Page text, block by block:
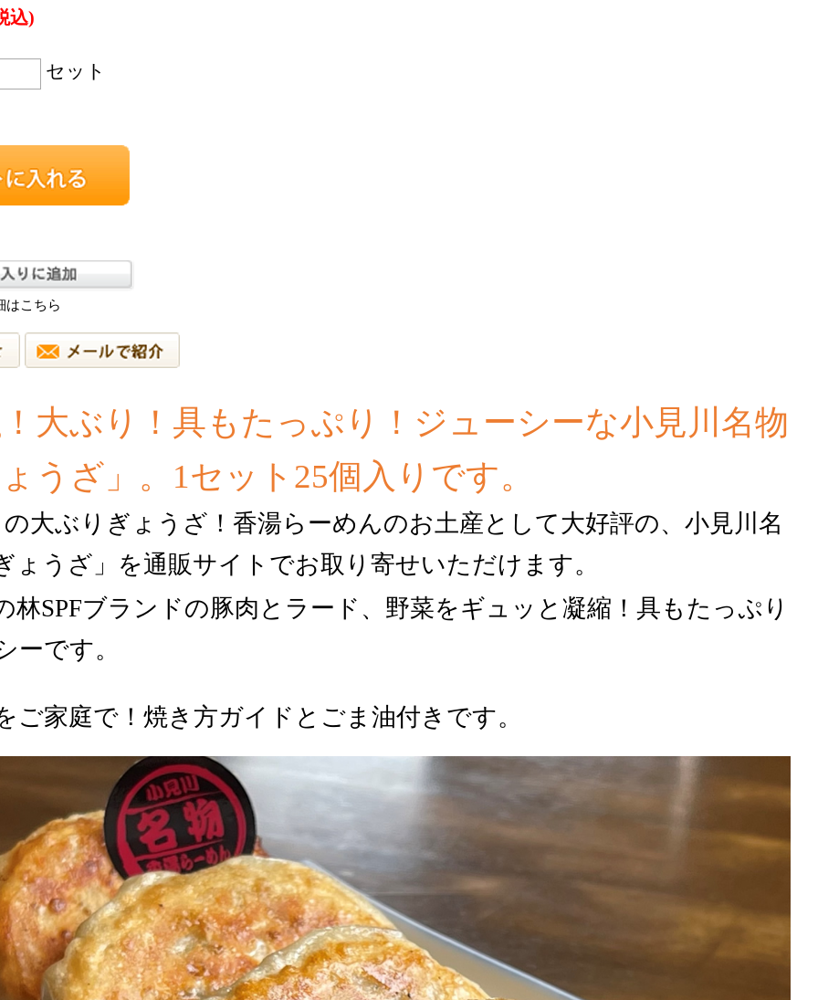
込)
セット
はこちら
大ぶり！具もたっぷり！ジューシーな小見川名物
うざ」。1セット25個入りです。
の大ぶりぎょうざ！香湯らーめんのお土産として大好評の、小見川名
ょうざ」を通販サイトでお取り寄せいただけます。
林SPFブランドの豚肉とラード、野菜をギュッと凝縮！具もたっぷり
ーです。
ご家庭で！焼き方ガイドとごま油付きです。